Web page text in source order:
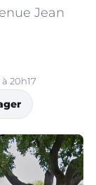
Jean
20h17